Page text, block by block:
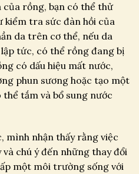
rồng, bạn có thể thử
kiểm tra sức đàn hồi của
da trên cơ thể, nếu da
tức, có thể rồng đang bị
có dấu hiệu mất nước,
phun sương hoặc tạo một
tắm và bổ sung nước
nhận thấy rằng việc
chú ý đến những thay đổi
một môi trường sống với